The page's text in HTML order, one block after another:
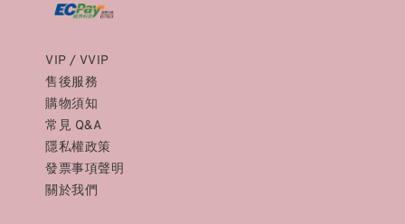
VIP / VVIP
售後服務
購物須知
常見 Q&A
隱私權政策
發票事項聲明
關於我們